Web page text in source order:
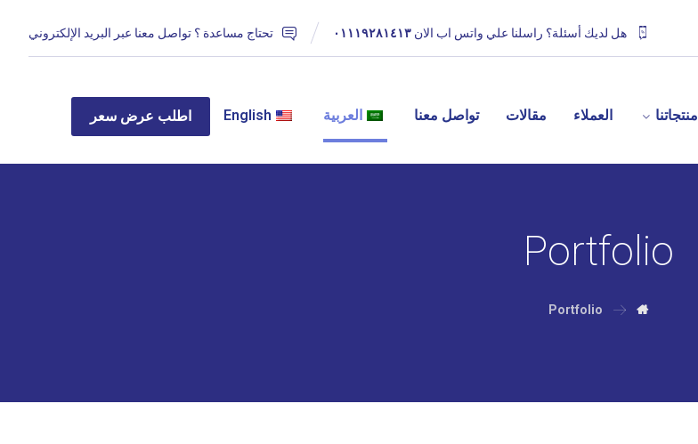
تحتاج مساعدة ؟ تواصل معنا عبر البريد الإلكتروني هل لديك أسئلة؟ راسلنا علي واتس اب الان ٠١١١٩٢٨١٤١٣
اطلب عرض سعر منتجاتنا العملاء مقالات تواصل معنا العربية English
Portfolio
Portfolio